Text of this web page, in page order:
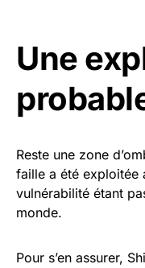
Une
Reste une zone
faille a été exploitée
vulnérabilité étant
monde.
Pour s’en assurer,